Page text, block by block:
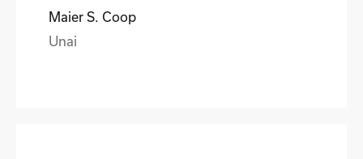
Maier S. Coop
Unai